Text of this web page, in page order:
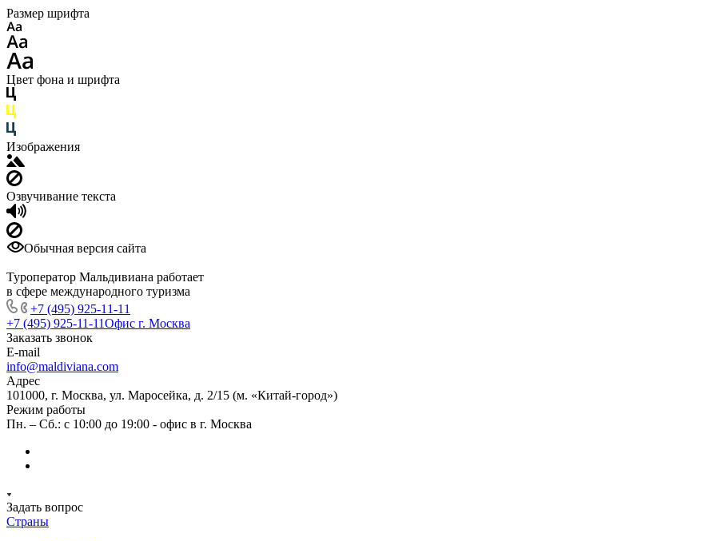
Размер шрифта
Цвет фона и шрифта
Изображения
Озвучивание текста
Обычная версия сайта
Туроператор Мальдивиана работает
в сфере международного туризма
+7 (495) 925-11-11
+7 (495) 925-11-11Офис г. Москва
Заказать звонок
E-mail
info@maldiviana.com
Адрес
101000, г. Москва, ул. Маросейка, д. 2/15 (м. «Китай-город»)
Режим работы
Пн. – Сб.: с 10:00 до 19:00 - офис в г. Москва
Задать вопрос
Страны